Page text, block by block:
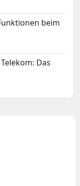
beim
Das